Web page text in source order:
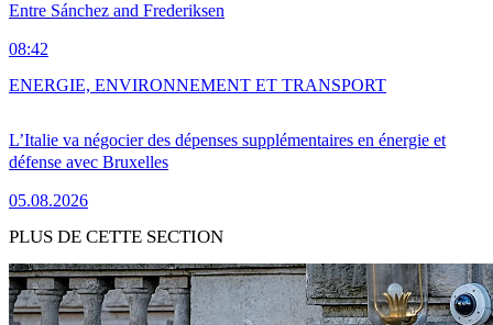
Entre Sánchez and Frederiksen
08:42
L’Italie va négocier des dépenses supplémentaires en énergie et
défense avec Bruxelles
05.08.2026
ENERGIE, ENVIRONNEMENT ET TRANSPORT
PLUS DE CETTE SECTION